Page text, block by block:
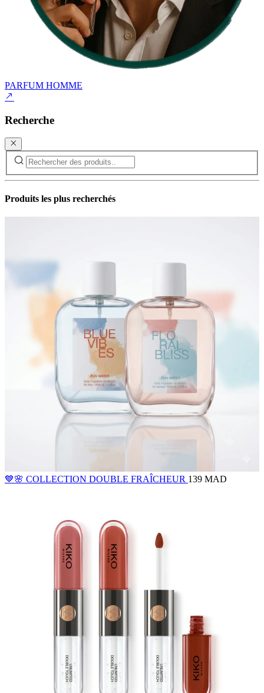
PARFUM HOMME
Recherche
Produits les plus recherchés
💙🌸 COLLECTION DOUBLE FRAÎCHEUR 139 MAD